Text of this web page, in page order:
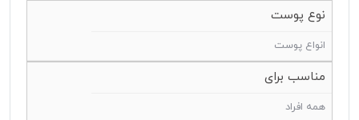
نوع پوست
انواع پوست
مناسب برای
همه افراد